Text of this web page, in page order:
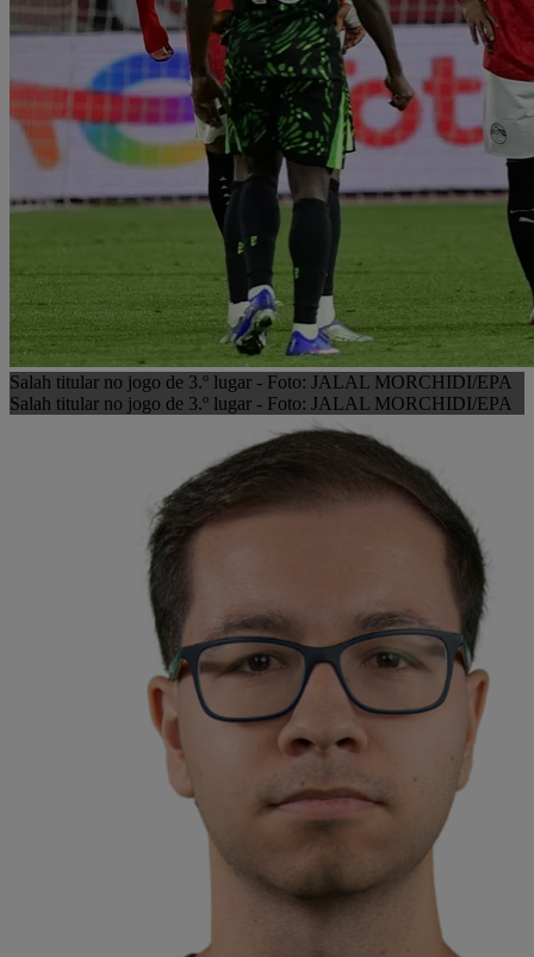
Salah titular no jogo de 3.º lugar - Foto: JALAL MORCHIDI/EPA
Salah titular no jogo de 3.º lugar - Foto: JALAL MORCHIDI/EPA